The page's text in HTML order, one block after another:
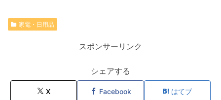
家電・日用品
スポンサーリンク
シェアする
X Facebook はてブ